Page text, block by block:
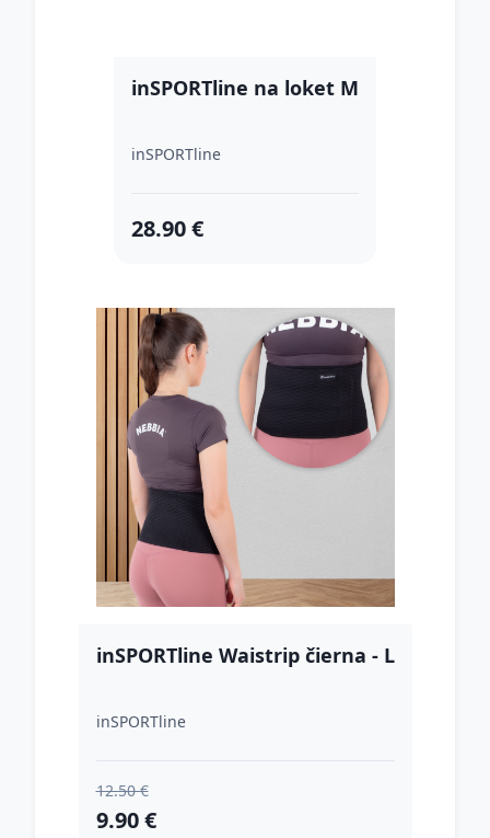
inSPORTline na loket M
inSPORTline
28.90 €
inSPORTline Waistrip čierna - L
inSPORTline
12.50 €
9.90 €